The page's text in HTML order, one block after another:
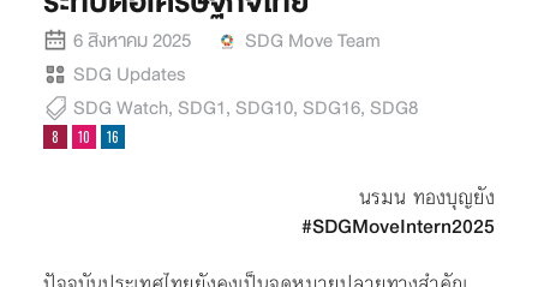
6 สิงหาคม 2025
SDG Move Team
SDG Updates
SDG Watch, SDG1, SDG10, SDG16, SDG8
นรมน ทองบุญยัง
#SDGMoveIntern2025